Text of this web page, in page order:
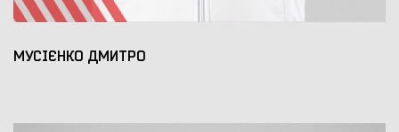
МУСІЄНКО ДМИТРО